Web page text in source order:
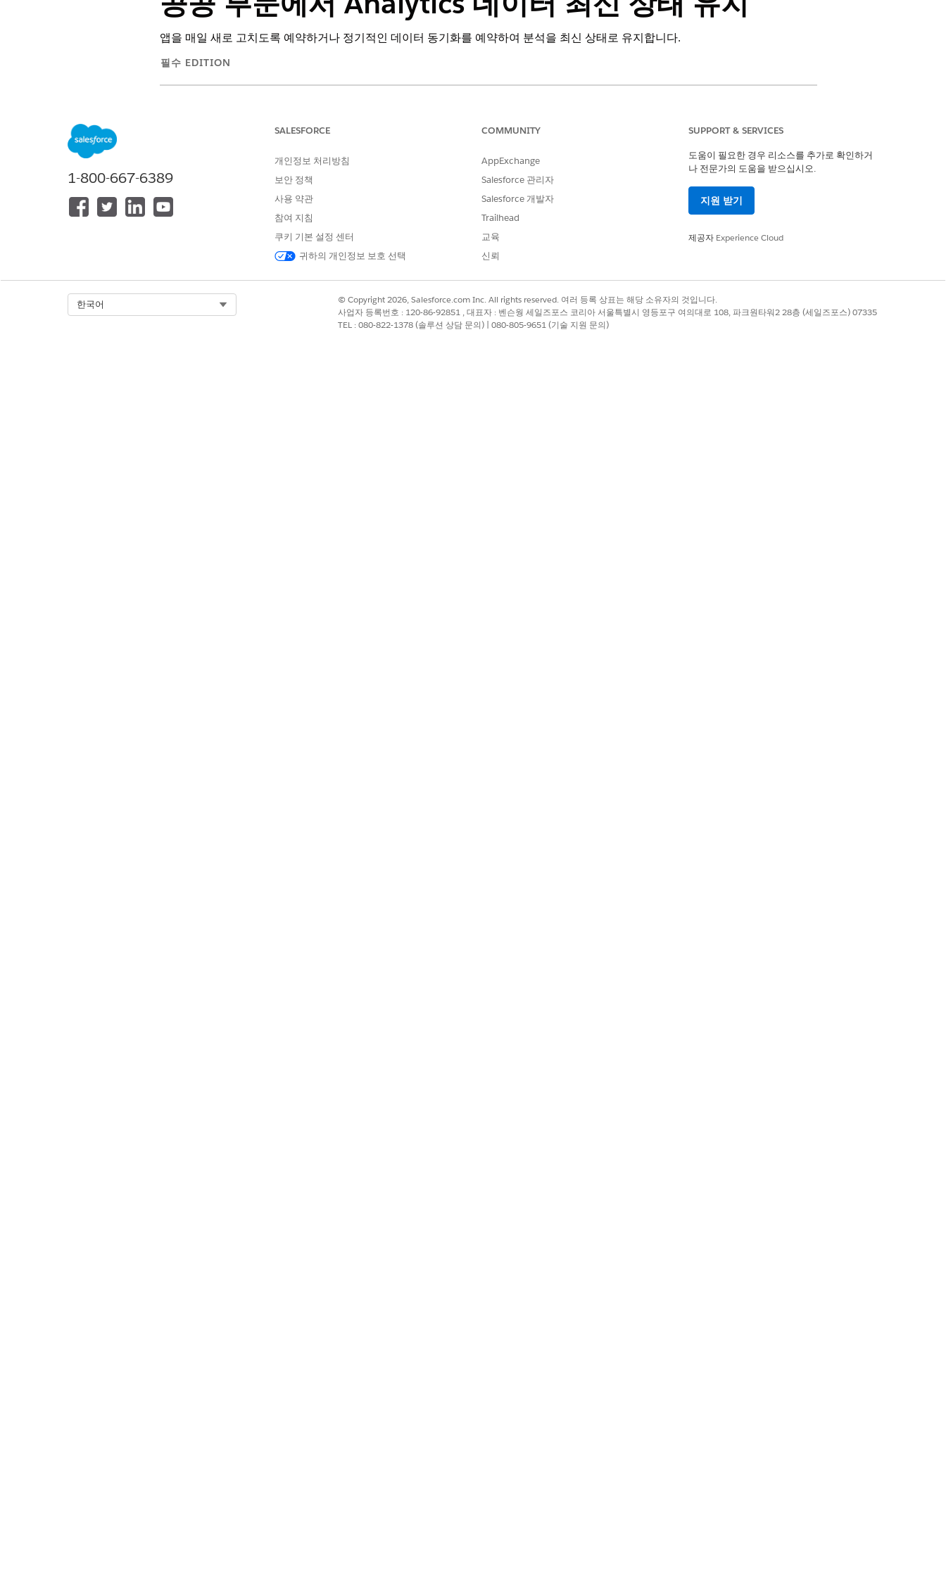
앱을 매일 새로 고치도록 예약하거나 정기적인 데이터 동기화를 예약하여 분석을 최신 상태로 유지합니다.
필수 EDITION
라이센스, 허가, 검사 분석을 최신 상태로 유지하려면 앱에 대한 데이터 새로 고침을 예약합니다.
CRM Analytics 템플릿에 대한 데이
사례담당자 생산성 분석을 최신 상태로 유지하려면 데이터 동기화 및 레시피가 정기적으로 실행되도록 예약합니다.데이터 동기화 실
행 및 데이터 집합 만들기 및 새로 고침 레시피
개선을 위한 의견을 보내주세요.
1-800-667-6389
SALESFORCE
개인정보 처리방침
보안 정책
사용 약관
참여 지침
쿠키 기본 설정 센터
귀하의 개인정보 보호 선택
COMMUNITY
AppExchange
Salesforce 관리자
Salesforce 개발자
Trailhead
교육
신뢰
SUPPORT & SERVICES
도움이 필요한 경우 리소스를 추가로 확인하거
나 전문가의 도움을 받으십시오.
지원 받기
제공자 Experience Cloud
한국어
© Copyright 2026, Salesforce.com Inc. All rights reserved. 여러 등록 상표는 해당 소유자의 것입니다.
사업자 등록번호 : 120-86-92851 , 대표자 : 벤슨웡 세일즈포스 코리아 서울특별시 영등포구 여의대로 108, 파크원타워2 28층 (세일즈포스) 07335
TEL : 080-822-1378 (솔루션 상담 문의) | 080-805-9651 (기술 지원 문의)